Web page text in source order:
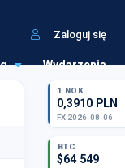
Zaloguj się
Wydarzenia
1 NOK
0,3910 PLN
FX 2026-08-06
BTC
$64 549